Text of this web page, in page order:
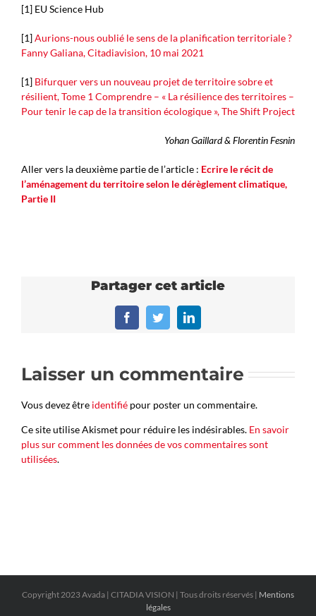
[1] EU Science Hub
[1]Aurions-nous oublié le sens de la planification territoriale ?
Fanny Galiana, Citadiavision, 10 mai 2021
[1] Bifurquer vers un nouveau projet de territoire sobre et
résilient, Tome 1 Comprendre – « La résilience des territoires –
Pour tenir le cap de la transition écologique », The Shift Project
Yohan Gaillard & Florentin Fesnin
Aller vers la deuxième partie de l’article : Ecrire le récit de
l’aménagement du territoire selon le dérèglement climatique,
Partie II
Partager cet article
FacebookTwitterLinkedIn
Laisser un commentaire
Vous devez être identifié pour poster un commentaire.
Ce site utilise Akismet pour réduire les indésirables. En savoir
plus sur comment les données de vos commentaires sont
utilisées.
Copyright 2023 Avada | CITADIA VISION | Tous droits réservés | Mentions
légales